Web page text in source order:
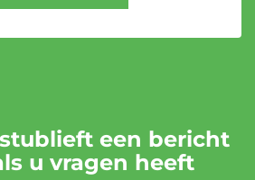
een bericht
u vragen heeft